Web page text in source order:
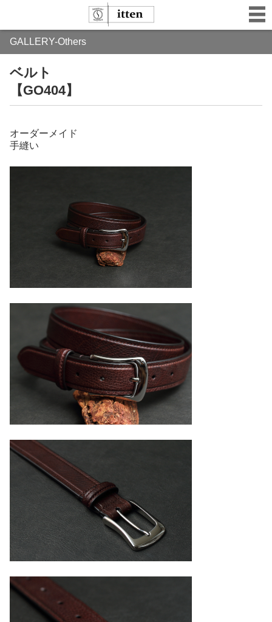
GALLERY-Others
ベルト
【GO404】
オーダーメイド
手縫い